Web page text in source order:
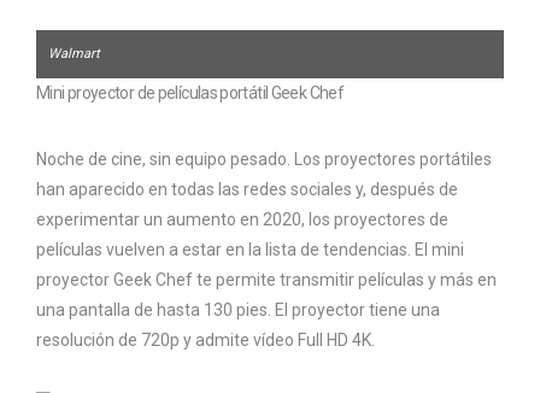
Walmart
Mini proyector de películas portátil Geek Chef
Noche de cine, sin equipo pesado. Los proyectores portátiles
han aparecido en todas las redes sociales y, después de
experimentar un aumento en 2020, los proyectores de
películas vuelven a estar en la lista de tendencias. El mini
proyector Geek Chef te permite transmitir películas y más en
una pantalla de hasta 130 pies. El proyector tiene una
resolución de 720p y admite vídeo Full HD 4K.